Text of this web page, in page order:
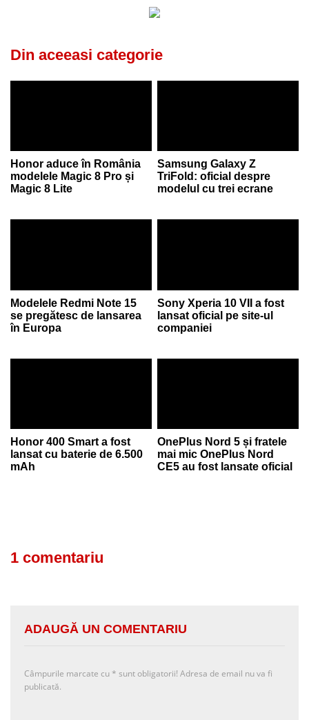
Din aceeasi categorie
Honor aduce în România
modelele Magic 8 Pro și
Magic 8 Lite
Samsung Galaxy Z
TriFold: oficial despre
modelul cu trei ecrane
Modelele Redmi Note 15
se pregătesc de lansarea
în Europa
Sony Xperia 10 VII a fost
lansat oficial pe site-ul
companiei
Honor 400 Smart a fost
lansat cu baterie de 6.500
mAh
OnePlus Nord 5 și fratele
mai mic OnePlus Nord
CE5 au fost lansate oficial
1 comentariu
ADAUGĂ UN COMENTARIU
Câmpurile marcate cu * sunt obligatorii! Adresa de email nu va fi
publicată.